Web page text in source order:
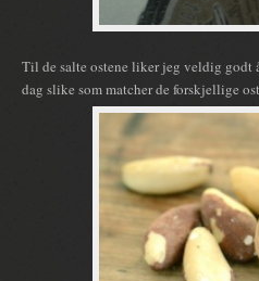
Til de salte ostene liker jeg veldig godt
dag slike som matcher de forskjellige